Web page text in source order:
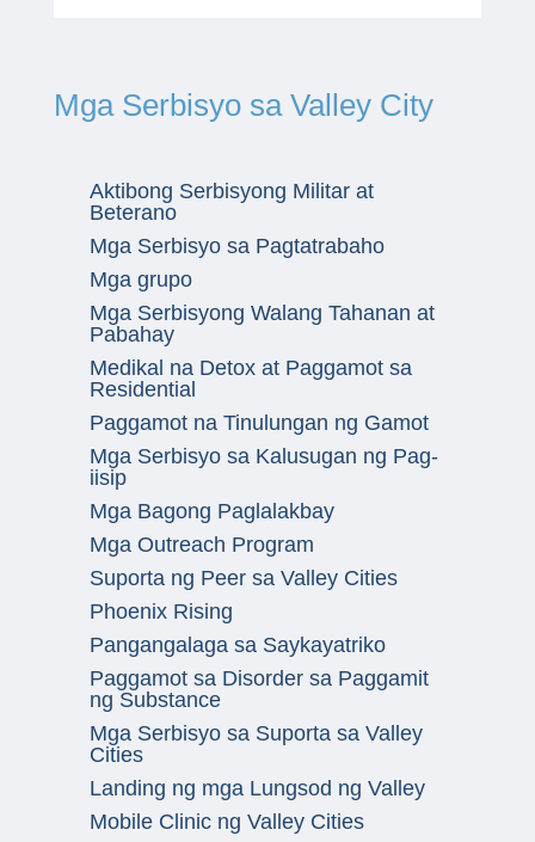
Mga Serbisyo sa Valley City
Aktibong Serbisyong Militar at
Beterano
Mga Serbisyo sa Pagtatrabaho
Mga grupo
Mga Serbisyong Walang Tahanan at
Pabahay
Medikal na Detox at Paggamot sa
Residential
Paggamot na Tinulungan ng Gamot
Mga Serbisyo sa Kalusugan ng Pag-
iisip
Mga Bagong Paglalakbay
Mga Outreach Program
Suporta ng Peer sa Valley Cities
Phoenix Rising
Pangangalaga sa Saykayatriko
Paggamot sa Disorder sa Paggamit
ng Substance
Mga Serbisyo sa Suporta sa Valley
Cities
Landing ng mga Lungsod ng Valley
Mobile Clinic ng Valley Cities